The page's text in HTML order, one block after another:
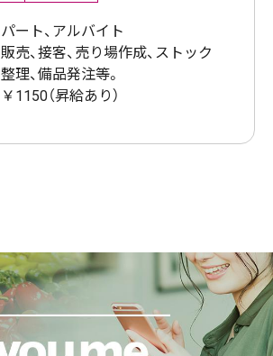
パート、アルバイト
販売、接客、売り場作成、ストック
整理、備品発注等。
￥1150（昇給あり）